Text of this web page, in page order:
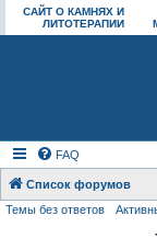
САЙТ О КАМНЯХ И
ЛИТОТЕРАПИИ
FAQ
Список форумов
Темы без ответов